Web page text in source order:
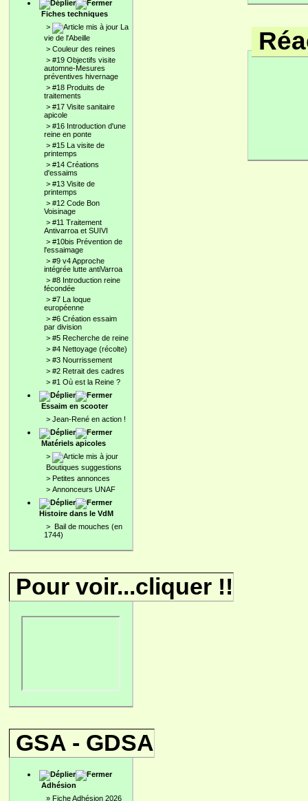
Fiches techniques
>
La
vie de l'Abeille
> Couleur des reines
> #19 Objectifs visite
automne-Mesures
préventives hivernage
> #18 Produits de
traitements
> #17 Visite sanitaire
apicole
> #16 Introduction d'une
reine en ponte
> #15 La visite de
printemps
> #14 Créations
d'essaims
> #13 Visite de
printemps
> #12 Code Bon
Voisinage
> #11 Traitement
Antivarroa et SUIVI
> #10bis Prévention de
l'essaimage
> #9 v4 Approche
intégrée lutte antiVarroa
> #8 Introduction reine
fécondée
> #7 La loque
européenne
> #6 Création essaim
par division
> #5 Recherche de reine
> #4 Nettoyage (récolte)
> #3 Nourrissement
> #2 Retrait des cadres
> #1 Où est la Reine ?
Essaim en scooter
> Jean-René en action !
Matériels apicoles
>
Boutiques suggestions
> Petites annonces
> Annonceurs UNAF
Histoire dans le VdM
> Bail de mouches (en
1744)
Pour voir...cliquer !!
GSA - GDSA
Adhésion
» Fiche Adhésion 2026